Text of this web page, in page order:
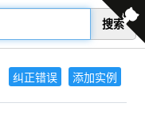
搜索
纠正错误 添加实例